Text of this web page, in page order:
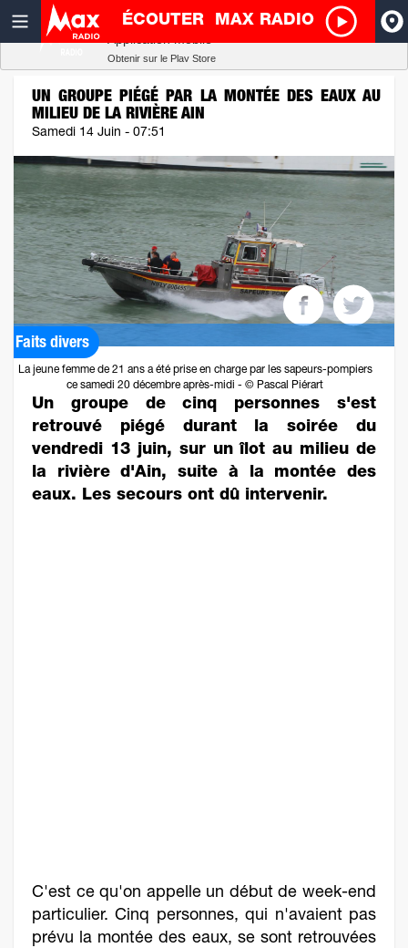
ÉCOUTER MAX RADIO
UN GROUPE PIÉGÉ PAR LA MONTÉE DES EAUX AU
MILIEU DE LA RIVIÈRE AIN
Samedi 14 Juin - 07:51
Faits divers
La jeune femme de 21 ans a été prise en charge par les sapeurs-pompiers
ce samedi 20 décembre après-midi - © Pascal Piérart
Un groupe de cinq personnes s'est
retrouvé piégé durant la soirée du
vendredi 13 juin, sur un îlot au milieu de
la rivière d'Ain, suite à la montée des
eaux. Les secours ont dû intervenir.
C'est ce qu'on appelle un début de week-end
particulier. Cinq personnes, qui n'avaient pas
prévu la montée des eaux, se sont retrouvées
Radio SCOOP
Obtenir sur le Play Store
Télécharger